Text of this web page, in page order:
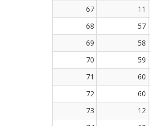
67
11
68
57
69
58
70
59
71
60
72
60
73
12